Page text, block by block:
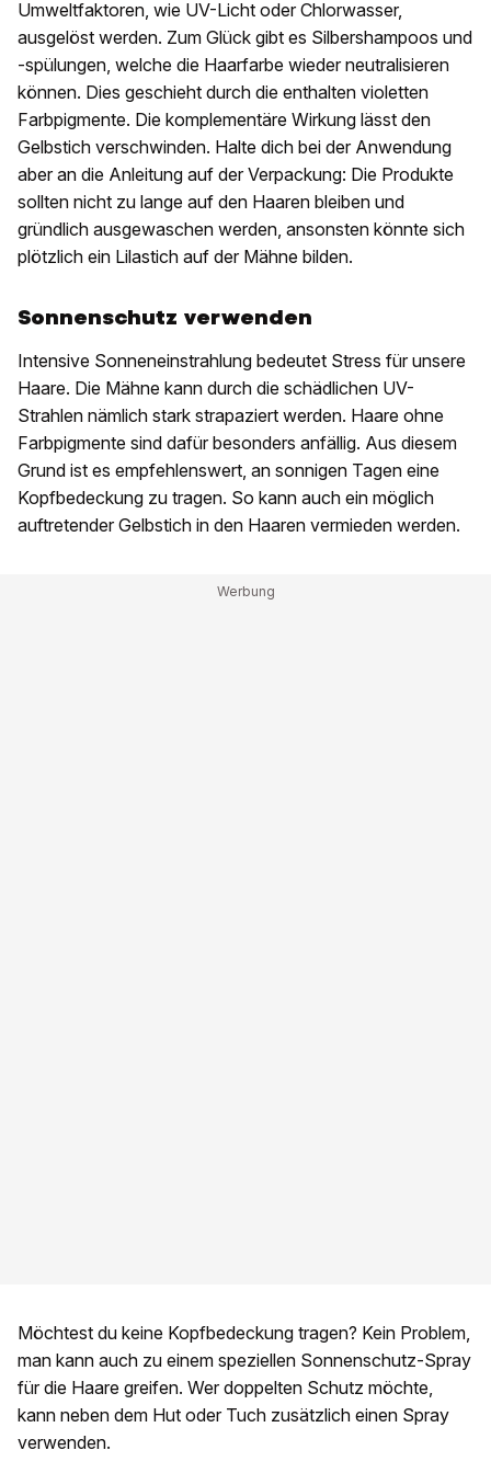
Umweltfaktoren, wie UV-Licht oder Chlorwasser,
ausgelöst werden. Zum Glück gibt es Silbershampoos und
-spülungen, welche die Haarfarbe wieder neutralisieren
können. Dies geschieht durch die enthalten violetten
Farbpigmente. Die komplementäre Wirkung lässt den
Gelbstich verschwinden. Halte dich bei der Anwendung
aber an die Anleitung auf der Verpackung: Die Produkte
sollten nicht zu lange auf den Haaren bleiben und
gründlich ausgewaschen werden, ansonsten könnte sich
plötzlich ein Lilastich auf der Mähne bilden.
Sonnenschutz verwenden
Intensive Sonneneinstrahlung bedeutet Stress für unsere
Haare. Die Mähne kann durch die schädlichen UV-
Strahlen nämlich stark strapaziert werden. Haare ohne
Farbpigmente sind dafür besonders anfällig. Aus diesem
Grund ist es empfehlenswert, an sonnigen Tagen eine
Kopfbedeckung zu tragen. So kann auch ein möglich
auftretender Gelbstich in den Haaren vermieden werden.
Möchtest du keine Kopfbedeckung tragen? Kein Problem,
man kann auch zu einem speziellen Sonnenschutz-Spray
für die Haare greifen. Wer doppelten Schutz möchte,
kann neben dem Hut oder Tuch zusätzlich einen Spray
verwenden.